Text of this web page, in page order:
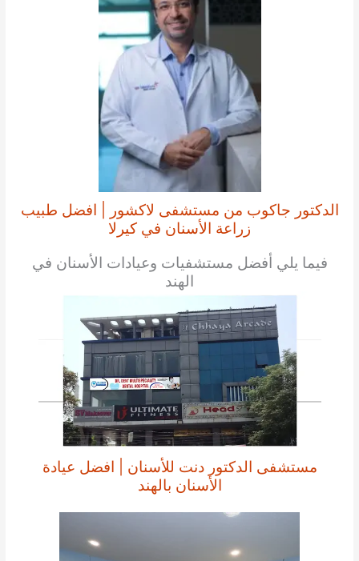
الدكتور جاكوب من مستشفى لاكشور | افضل طبيب
زراعة الأسنان في كيرلا
فيما يلي أفضل مستشفيات وعيادات الأسنان في
الهند
مستشفى الدكتور دنت للأسنان | افضل عيادة
الأسنان بالهند